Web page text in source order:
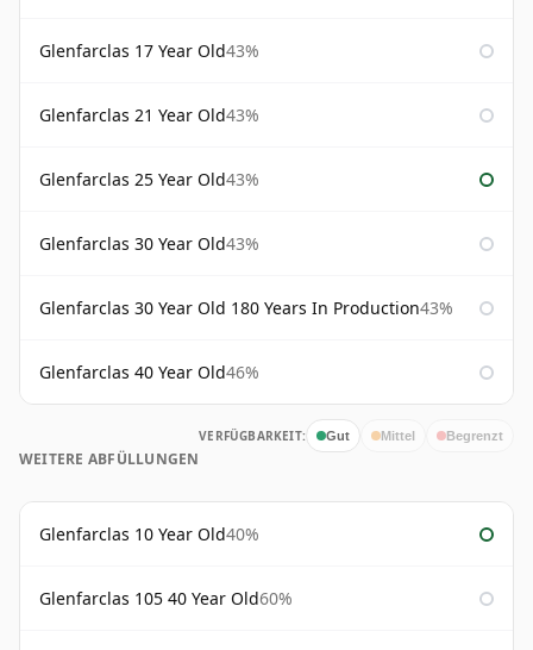
Glenfarclas 17 Year Old43%
Glenfarclas 21 Year Old43%
Glenfarclas 25 Year Old43%
Glenfarclas 30 Year Old43%
Glenfarclas 30 Year Old 180 Years In Production43%
Glenfarclas 40 Year Old46%
VERFÜGBARKEIT: Gut Mittel Begrenzt
WEITERE ABFÜLLUNGEN
Glenfarclas 10 Year Old40%
Glenfarclas 105 40 Year Old60%